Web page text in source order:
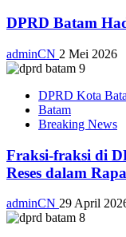
DPRD Batam
adminCN 2 Mei 2026
DPRD Kota
Batam
Breaking News
Fraksi-fraksi di
Reses dalam
adminCN 29 April